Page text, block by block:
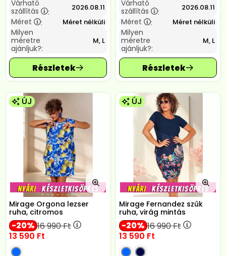
Várható
szállítás
: 2026.08.11
Méret : Méret nélküli
Milyen
méretre
ajánljuk?:
M, L
Várható
szállítás
: 2026.08.11
Méret : Méret nélküli
Milyen
méretre
ajánljuk?:
M, L
ÚJ
Mirage Orgona lezser
ruha, citromos
20 16 990Ft
13 590 Ft
ÚJ
Mirage Fernandez szűk
ruha, virág mintás
20 16 990Ft
13 590 Ft